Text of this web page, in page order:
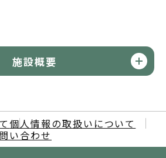
施設概要
個人情報の取扱いについて
い合わせ